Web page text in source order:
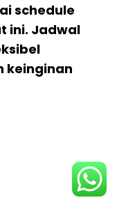
schedule
ini. Jadwal
keinginan